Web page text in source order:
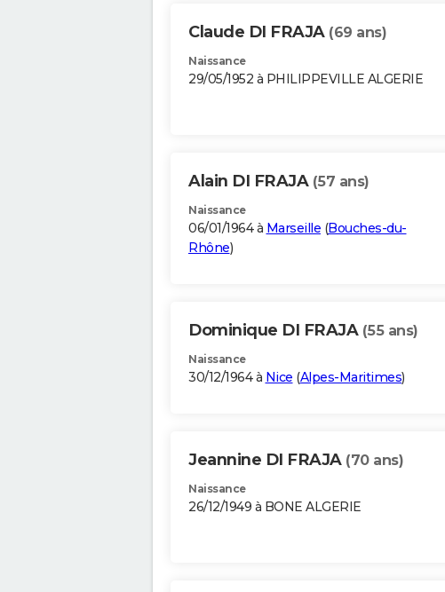
Claude DI FRAJA (69 ans)
Naissance
29/05/1952 à PHILIPPEVILLE ALGERIE
Alain DI FRAJA (57 ans)
Naissance
06/01/1964 à Marseille (Bouches-du-
Rhône)
Dominique DI FRAJA (55 ans)
Naissance
30/12/1964 à Nice (Alpes-Maritimes)
Jeannine DI FRAJA (70 ans)
Naissance
26/12/1949 à BONE ALGERIE